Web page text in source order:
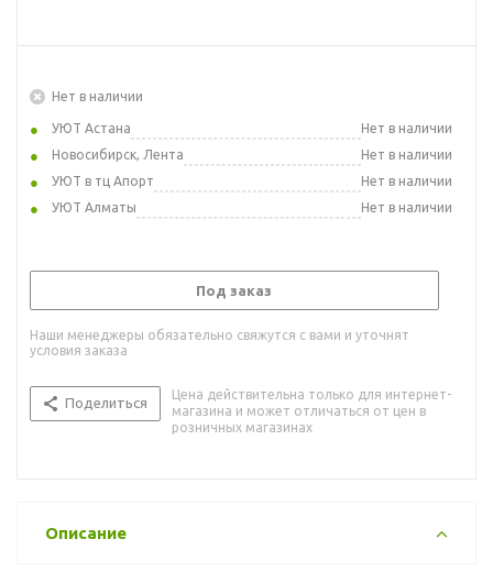
Нет в наличии
УЮТ Астана
Нет в наличии
Новосибирск, Лента
Нет в наличии
УЮТ в тц Апорт
Нет в наличии
УЮТ Алматы
Нет в наличии
Под заказ
Наши менеджеры обязательно свяжутся с вами и уточнят
условия заказа
Поделиться
Цена действительна только для интернет-
магазина и может отличаться от цен в
розничных магазинах
Описание